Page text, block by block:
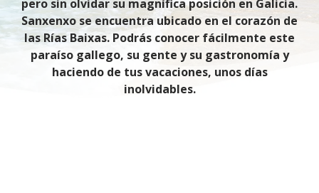
pero sin olvidar su magnífica posición en Galicia.
Sanxenxo se encuentra ubicado en el corazón de
las Rías Baixas. Podrás conocer fácilmente este
paraíso gallego, su gente y su gastronomía y
haciendo de tus vacaciones, unos días
inolvidables.